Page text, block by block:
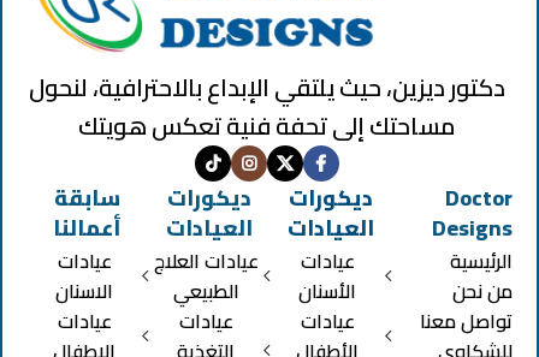
دكتور ديزين، حيث يلتقي الإبداع بالاحترافية، لنحول
مساحتك إلى تحفة فنية تعكس هويتك
Doctor
Designs
الرئيسية
من نحن
تواصل معنا
ديكورات
العيادات
عيادات
الأسنان
عيادات
ديكورات
العيادات
عيادات العلاج
الطبيعي
عيادات
سابقة
أعمالنا
عيادات
الاسنان
عيادات